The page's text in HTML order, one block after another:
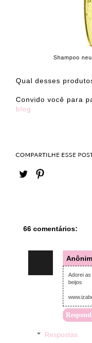
Shampoo
Qual desses
Convido você para
blog
66 comentários:
Adorei
beijos
Respostas